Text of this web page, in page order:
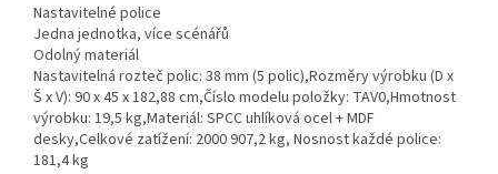
Nastavitelné police
Jedna jednotka, více scénářů
Odolný materiál
Nastavitelná rozteč polic: 38 mm (5 polic),Rozměry výrobku (D x
Š x V): 90 x 45 x 182,88 cm,Číslo modelu položky: TAV0,Hmotnost
výrobku: 19,5 kg,Materiál: SPCC uhlíková ocel + MDF
desky,Celkové zatížení: 2000 907,2 kg, Nosnost každé police:
181,4 kg